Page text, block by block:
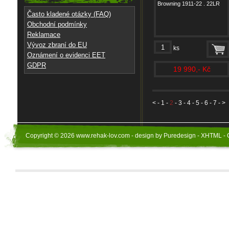
Často kladené otázky (FAQ)
Obchodní podmínky
Reklamace
Vývoz zbraní do EU
Oznámení o evidenci EET
GDPR
Browning 1911-22 . 22LR
ks
19 990,- Kč
< - 1 - 2 - 3 - 4 - 5 - 6 - 7 - >
Copyright © 2026 www.rehak-lov.com - design by Puredesign - XHTML -